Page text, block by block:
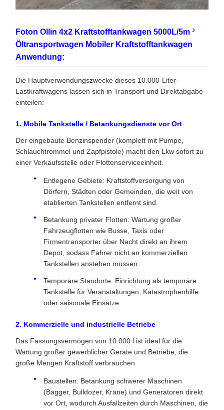
Foton Ollin 4x2 Kraftstofftankwagen 5000L/5m ³
Öltransportwagen Mobiler Kraftstofftankwagen
Anwendung:
Die Hauptverwendungszwecke dieses 10.000-Liter-
Lastkraftwagens lassen sich in Transport und Direktabgabe
einteilen:
1. Mobile Tankstelle / Betankungsdienste vor Ort
Der eingebaute Benzinspender (komplett mit Pumpe,
Schlauchtrommel und Zapfpistole) macht den Lkw sofort zu
einer Verkaufsstelle oder Flottenserviceeinheit.
Entlegene Gebiete: Kraftstoffversorgung von
Dörfern, Städten oder Gemeinden, die weit von
etablierten Tankstellen entfernt sind.
Betankung privater Flotten: Wartung großer
Fahrzeugflotten wie Busse, Taxis oder
Firmentransporter über Nacht direkt an ihrem
Depot, sodass Fahrer nicht an kommerziellen
Tankstellen anstehen müssen.
Temporäre Standorte: Einrichtung als temporäre
Tankstelle für Veranstaltungen, Katastrophenhilfe
oder saisonale Einsätze.
2. Kommerzielle und industrielle Betriebe
Das Fassungsvermögen von 10.000 l ist ideal für die
Wartung großer gewerblicher Geräte und Betriebe, die
große Mengen Kraftstoff verbrauchen.
Baustellen: Betankung schwerer Maschinen
(Bagger, Bulldozer, Kräne) und Generatoren direkt
vor Ort, wodurch Ausfallzeiten durch Maschinen, die